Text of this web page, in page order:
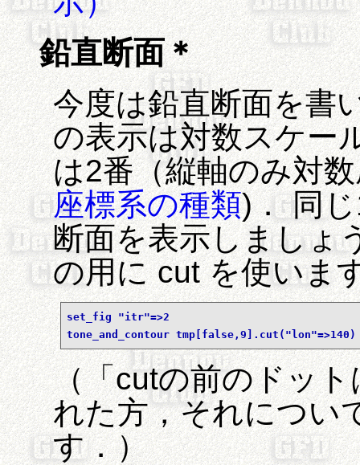
鉛直断面＊
今度は鉛直断面を書
の表示は対数スケー
は2番（縦軸のみ対
座標系の種類)． 同
断面を表示しましょ
の用に cut を使いま
set_fig "itr"=>2
tone_and_contour tmp[false,9].cut("lon"=>140)
（「cutの前のドッ
れた方，それについ
す．）